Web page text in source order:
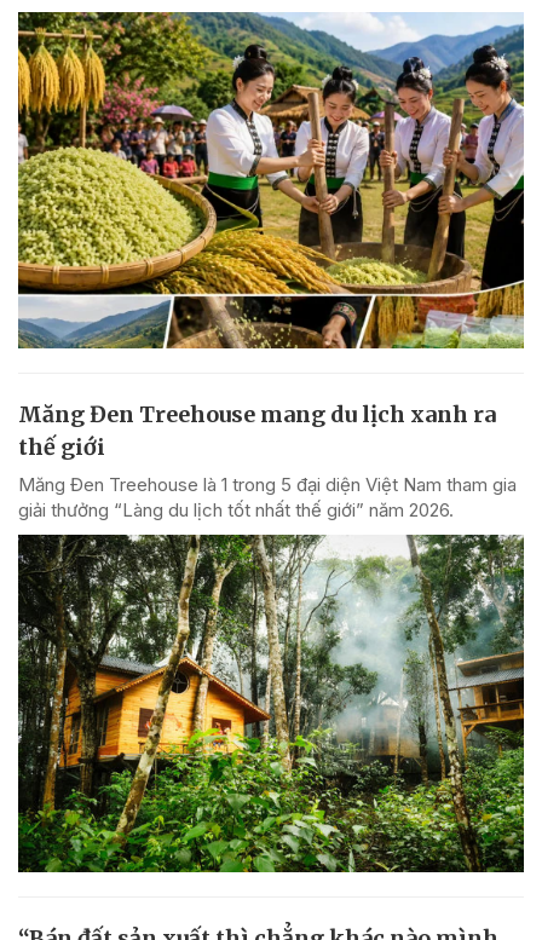
Măng Đen Treehouse mang du lịch xanh ra
thế giới
Măng Đen Treehouse là 1 trong 5 đại diện Việt Nam tham gia
giải thưởng “Làng du lịch tốt nhất thế giới” năm 2026.